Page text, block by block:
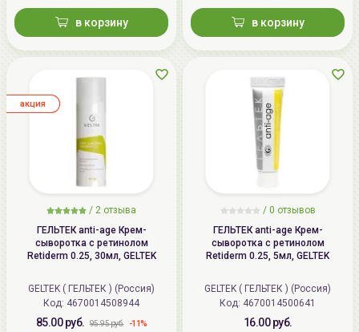
в корзину в корзину
/ 2 отзыва
ГЕЛЬТЕК anti-age Крем-
сыворотка с ретинолом
Retiderm 0.25, 30мл, GELTEK
GELTEK ( ГЕЛЬТЕК ) (Россия)
Код: 4670014508944
85.00 руб. 95.95 руб. -11%
aкция
/ 0 отзывов
ГЕЛЬТЕК anti-age Крем-
сыворотка с ретинолом
Retiderm 0.25, 5мл, GELTEK
GELTEK ( ГЕЛЬТЕК ) (Россия)
Код: 4670014500641
16.00 руб.